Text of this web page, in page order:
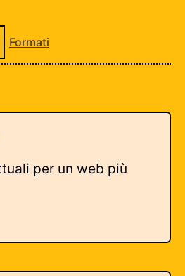
Formati
disponibili
per un web più